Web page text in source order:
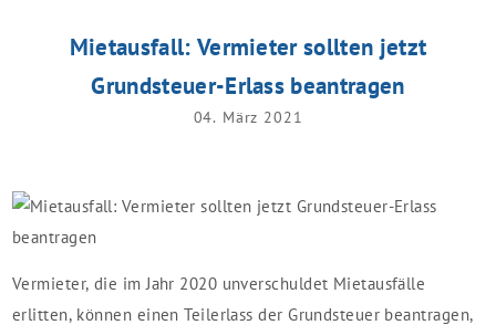
Mietausfall: Vermieter sollten jetzt
Grundsteuer-Erlass beantragen
04. März 2021
Vermieter, die im Jahr 2020 unverschuldet Mietausfälle
erlitten, können einen Teilerlass der Grundsteuer beantragen,